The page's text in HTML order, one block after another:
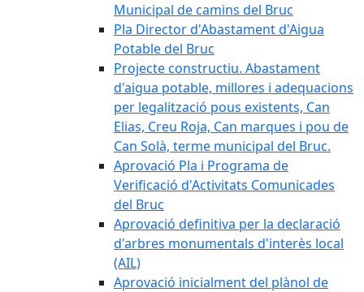
Municipal de camins del Bruc
Pla Director d'Abastament d'Aigua
Potable del Bruc
Projecte constructiu. Abastament
d'aigua potable, millores i adequacions
per legalització pous existents, Can
Elias, Creu Roja, Can marques i pou de
Can Solà, terme municipal del Bruc.
Aprovació Pla i Programa de
Verificació d'Activitats Comunicades
del Bruc
Aprovació definitiva per la declaració
d'arbres monumentals d'interès local
(AIL)
Aprovació inicialment del plànol de